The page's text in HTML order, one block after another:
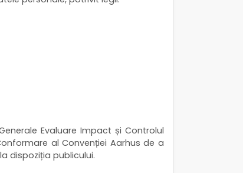
Evaluare Impact și Controlul
al Convenției Aarhus de a
dispoziția publicului.